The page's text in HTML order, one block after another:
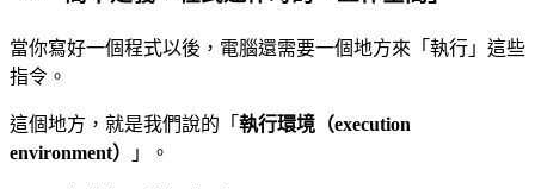
當你寫好一個程式以後，電腦還需要一個地方來「執行」這些
指令。
這個地方，就是我們說的「 執行環境（execution
environment）
」。